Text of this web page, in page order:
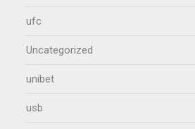
ufc
Uncategorized
unibet
usb